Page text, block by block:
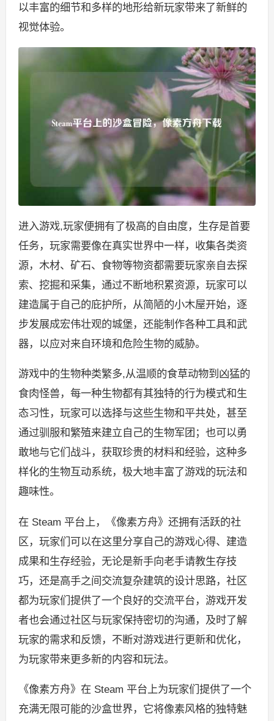
以丰富的细节和多样的地形给新玩家带来了新鲜的
视觉体验。
进入游戏,玩家便拥有了极高的自由度，生存是首要
任务，玩家需要像在真实世界中一样，收集各类资
源，木材、矿石、食物等物资都需要玩家亲自去探
索、挖掘和采集，通过不断地积累资源，玩家可以
建造属于自己的庇护所，从简陋的小木屋开始，逐
步发展成宏伟壮观的城堡，还能制作各种工具和武
器，以应对来自环境和危险生物的威胁。
游戏中的生物种类繁多,从温顺的食草动物到凶猛的
食肉怪兽，每一种生物都有其独特的行为模式和生
态习性，玩家可以选择与这些生物和平共处，甚至
通过驯服和繁殖来建立自己的生物军团；也可以勇
敢地与它们战斗，获取珍贵的材料和经验，这种多
样化的生物互动系统，极大地丰富了游戏的玩法和
趣味性。
在 Steam 平台上，《像素方舟》还拥有活跃的社
区，玩家们可以在这里分享自己的游戏心得、建造
成果和生存经验，无论是新手向老手请教生存技
巧，还是高手之间交流复杂建筑的设计思路，社区
都为玩家们提供了一个良好的交流平台，游戏开发
者也会通过社区与玩家保持密切的沟通，及时了解
玩家的需求和反馈，不断对游戏进行更新和优化，
为玩家带来更多新的内容和玩法。
《像素方舟》在 Steam 平台上为玩家们提供了一个
充满无限可能的沙盒世界，它将像素风格的独特魅